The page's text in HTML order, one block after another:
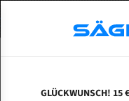
ABOUTS
ENGLISH
GLÜCKWUNSCH! 15